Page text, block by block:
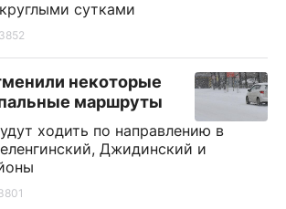
сутками
3852
некоторые
маршруты
ходить по направлению в
Джидинский и